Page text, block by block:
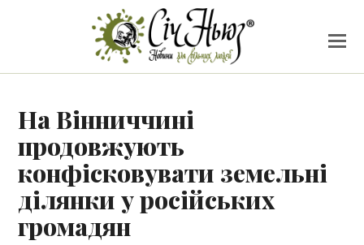
На Вінниччині
продовжують
конфісковувати земельні
ділянки у російських
громадян